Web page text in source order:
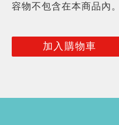
容物不包含在本商品內。
加入購物車